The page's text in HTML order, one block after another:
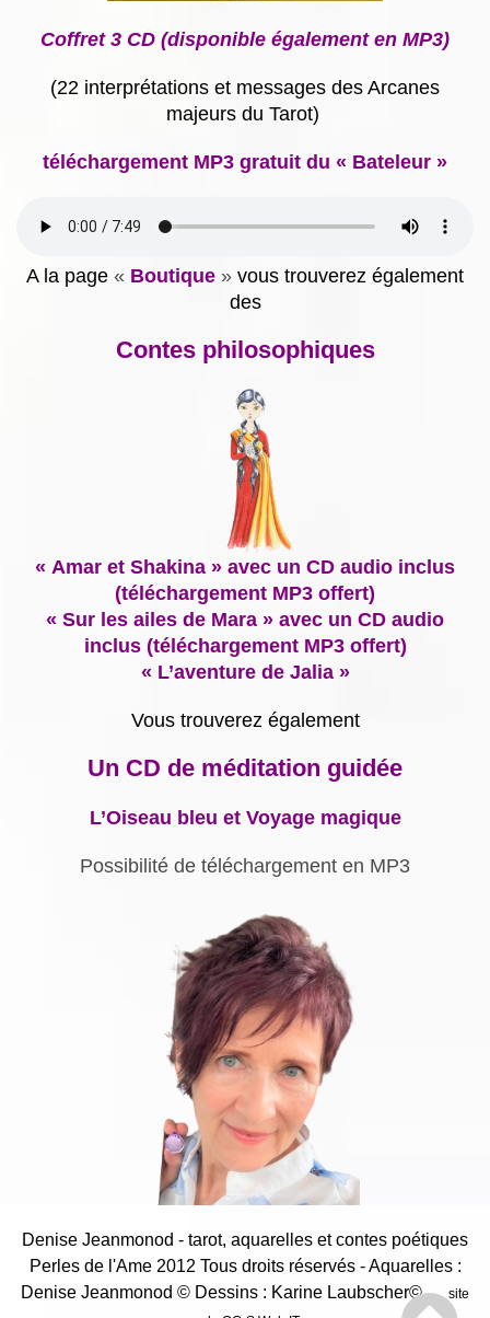
Coffret 3 CD (disponible également en MP3)
(22 interprétations et messages des Arcanes
majeurs du Tarot)
téléchargement MP3 gratuit du « Bateleur »
A la page « Boutique » vous trouverez également
des
Contes philosophiques
« Amar et Shakina » avec un CD audio inclus
(téléchargement MP3 offert)
« Sur les ailes de Mara » avec un CD audio
inclus (téléchargement MP3 offert)
« L’aventure de Jalia »
Vous trouverez également
Un CD de méditation guidée
L’Oiseau bleu et Voyage magique
Possibilité de téléchargement en MP3
Denise Jeanmonod - tarot, aquarelles et contes poétiques
Perles de l'Ame 2012 Tous droits réservés - Aquarelles :
Denise Jeanmonod © Dessins : Karine Laubscher©
site